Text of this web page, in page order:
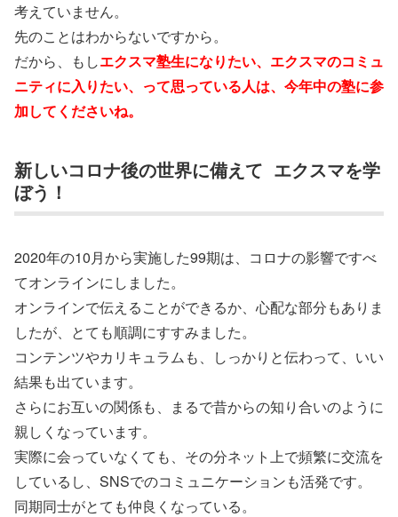
考えていません。
先のことはわからないですから。
だから、もしエクスマ塾生になりたい、エクスマのコミュ
ニティに入りたい、って思っている人は、今年中の塾に参
加してくださいね。
新しいコロナ後の世界に備えて エクスマを学
ぼう！
2020年の10月から実施した99期は、コロナの影響ですべ
てオンラインにしました。
オンラインで伝えることができるか、心配な部分もありま
したが、とても順調にすすみました。
コンテンツやカリキュラムも、しっかりと伝わって、いい
結果も出ています。
さらにお互いの関係も、まるで昔からの知り合いのように
親しくなっています。
実際に会っていなくても、その分ネット上で頻繁に交流を
しているし、SNSでのコミュニケーションも活発です。
同期同士がとても仲良くなっている。